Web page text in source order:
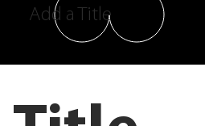
Add a Title